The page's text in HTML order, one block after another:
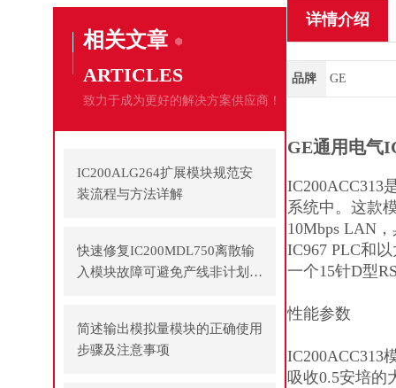
相关文章
ARTICLES
致力于成为更好的解决方案供应商！
IC200ALG264扩展模块规范安
装流程与方法详解
快速修复IC200MDL750离散输
入模块故障可避免产线非计划停
简述输出模拟量模块的正确使用
步骤及注意事项
详情介绍
品牌 GE
GE通用电气
IC200ACC313
系统中。这款
10Mbps LAN
IC967 PLC和
一个15针D型
性能参数
IC200ACC313
吸收0.5安培的